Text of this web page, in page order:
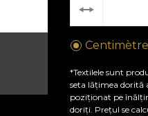
*Textilele sunt
seta lățimea dorită
poziționat pe
doriți. Prețul se